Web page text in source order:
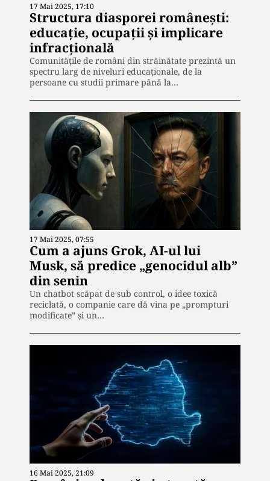
17 Mai 2025, 17:10
Structura diasporei românești:
educație, ocupații și implicare
infracțională
Comunitățile de români din străinătate prezintă un
spectru larg de niveluri educaționale, de la
persoane cu studii primare până la…
17 Mai 2025, 07:55
Cum a ajuns Grok, AI-ul lui
Musk, să predice „genocidul alb”
din senin
Un chatbot scăpat de sub control, o idee toxică
reciclată, o companie care dă vina pe „prompturi
modificate” și un…
16 Mai 2025, 21:09